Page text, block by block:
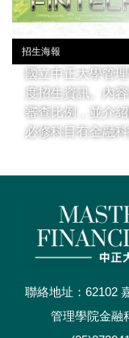
招生海報
國立中正大學管
度招生資訊。內
審查比例，並介
必修科目有金融
聯絡地址：62102
管理學院金融